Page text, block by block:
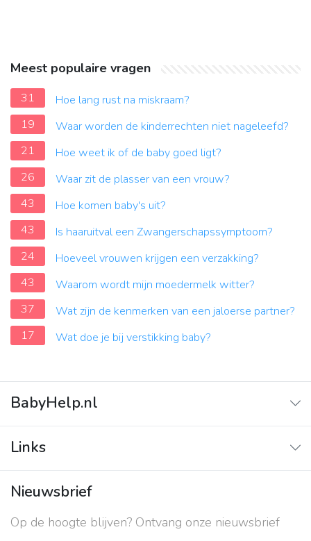
Meest populaire vragen
31
Hoe lang rust na miskraam?
19
Waar worden de kinderrechten niet nageleefd?
21
Hoe weet ik of de baby goed ligt?
26
Waar zit de plasser van een vrouw?
43
Hoe komen baby's uit?
43
Is haaruitval een Zwangerschapssymptoom?
24
Hoeveel vrouwen krijgen een verzakking?
43
Waarom wordt mijn moedermelk witter?
37
Wat zijn de kenmerken van een jaloerse partner?
17
Wat doe je bij verstikking baby?
BabyHelp.nl
Vraag & Antwoord
Links
Contact
Over ons
Nieuwsbrief
Op de hoogte blijven? Ontvang onze nieuwsbrief